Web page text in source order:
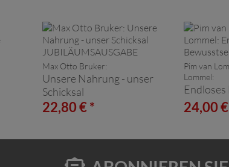
Max Otto Bruker:
Unsere Nahrung - unser
Schicksal
JUBILÄUMSAUSGABE
22,80 € *
Pim van
Lommel:
24,00